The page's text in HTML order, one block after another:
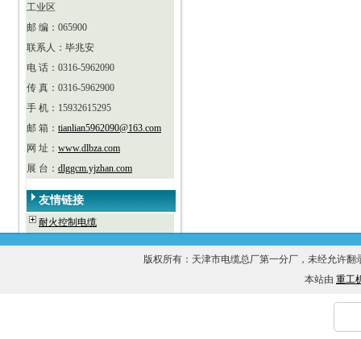
工业区
邮 编：065900
联系人：毕兆安
电 话：0316-5962090
传 真：0316-5962900
手 机：15932615295
邮 箱： tianlian5962090@163.com
网 址： www.dlbza.com
展 台： dlggcm.yjzhan.com
友情链接
耐火控制电缆
版权所有：天津市电缆总厂第一分厂，未经允许
本站由 重工